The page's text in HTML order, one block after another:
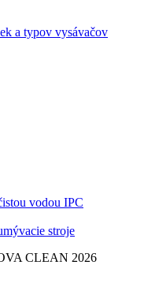
a typov vysávačov
vodou IPC
stroje
CLEAN 2026